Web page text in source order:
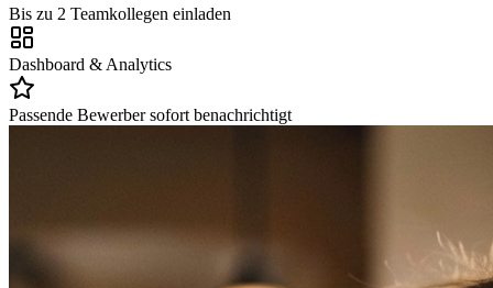
Bis zu 2 Teamkollegen einladen
Dashboard & Analytics
Passende Bewerber sofort benachrichtigt